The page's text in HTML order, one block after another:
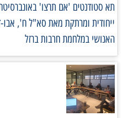
תא סטודנטים 'אם תרצו'
ייחודית ומרתקת מאת סא"ל ח',
האנושי במלחמת חרבות ברזל